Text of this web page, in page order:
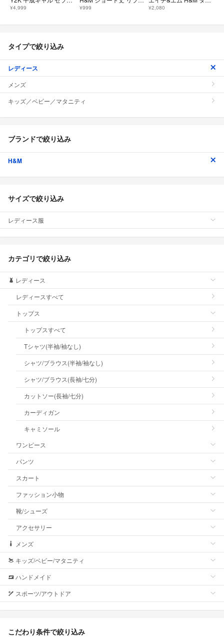
¥4,999 ¥999 ¥2,080
タイプで絞り込み
レディース
メンズ
キッズ／ベビー／マタニティ
ブランドで絞り込み
H&M
サイズで絞り込み
レディース服
カテゴリで絞り込み
レディース
レディースすべて
トップス
トップスすべて
Tシャツ(半袖/袖なし)
シャツ/ブラウス(半袖/袖なし)
シャツ/ブラウス(長袖/七分)
カットソー(長袖/七分)
カーディガン
キャミソール
ワンピース
パンツ
スカート
ファッション小物
靴/シューズ
アクセサリー
メンズ
キッズ/ベビー/マタニティ
ハンドメイド
スポーツ/アウトドア
こだわり条件で絞り込み